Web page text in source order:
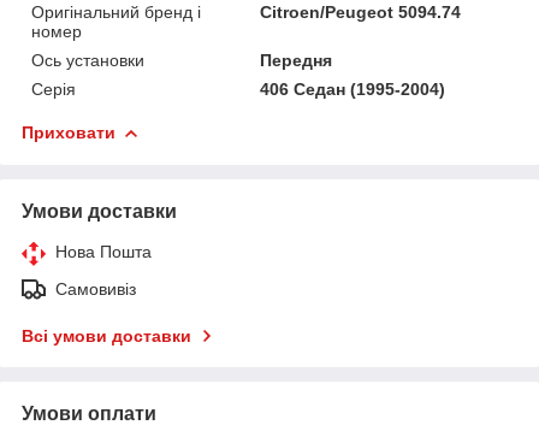
Оригінальний бренд і
номер
Citroen/Peugeot 5094.74
Ось установки
Передня
Серія
406 Седан (1995-2004)
Приховати
Умови доставки
Нова Пошта
Самовивіз
Всі умови доставки
Умови оплати